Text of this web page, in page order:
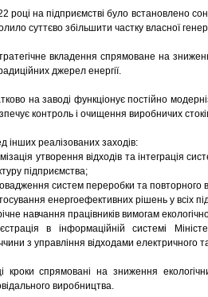
році на підприємстві було встановлено
суттєво збільшити частку власної
вкладення спрямоване на
джерел енергії.
на заводі функціонує постійно
контроль і очищення виробничих
інших реалізованих заходів:
утворення відходів та інтеграція
підприємства;
систем переробки та повторного
енергоефективних рішень у всіх
навчання працівників вимогам
в інформаційній системі
з управління відходами електричного
кроки спрямовані на зниження
виробництва.